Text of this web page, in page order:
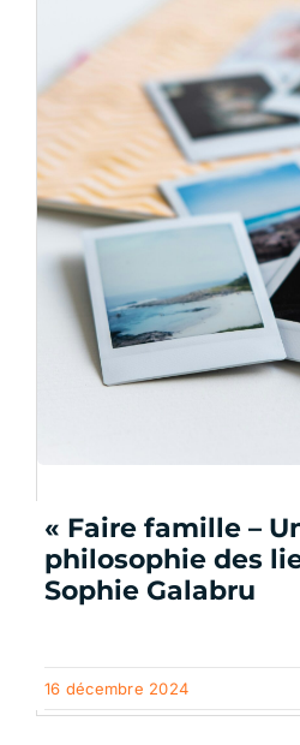
« Faire famille –
philosophie des
Sophie Galabru
16 décembre 2024